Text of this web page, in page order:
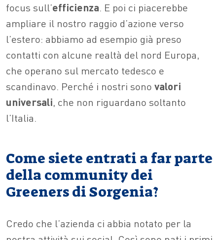
focus sull’efficienza. E poi ci piacerebbe
ampliare il nostro raggio d’azione verso
l’estero: abbiamo ad esempio già preso
contatti con alcune realtà del nord Europa,
che operano sul mercato tedesco e
scandinavo. Perché i nostri sono valori
universali, che non riguardano soltanto
l’Italia.
Come siete entrati a far parte
della community dei
Greeners di Sorgenia?
Credo che l’azienda ci abbia notato per la